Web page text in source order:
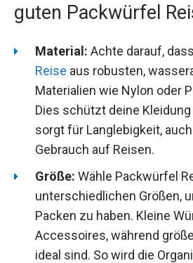
guten Packwürfel
Material: Achte darauf,
Reise aus robusten,
Materialien wie Nylon oder
Dies schützt deine
sorgt für Langlebigkeit,
Gebrauch auf Reisen.
Größe: Wähle Packwürfel
unterschiedlichen Größen,
Packen zu haben. Kleine
Accessoires, während
ideal sind. So wird die